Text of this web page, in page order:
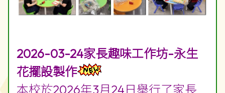
2026-03-24家長趣味工作坊-永生
花擺設製作
本校於2026年3月24日舉行了家長